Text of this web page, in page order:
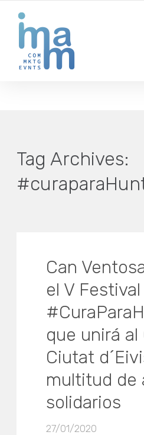
IBIZA · MADRID · BARCELONA
Tag Archives:
Can
el V Festival
que unirá al
Ciutat
multitud de
solidarios
27/01/2020